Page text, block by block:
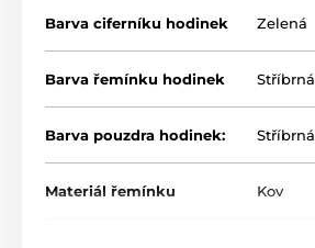
Barva ciferníku hodinek Zelená
Barva řemínku hodinek Stříbrná
Barva pouzdra hodinek: Stříbrná
Materiál řemínku Kov